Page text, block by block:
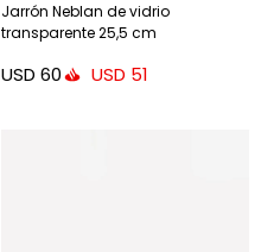
Jarrón Neblan de vidrio
transparente 25,5 cm
USD 60 USD 51